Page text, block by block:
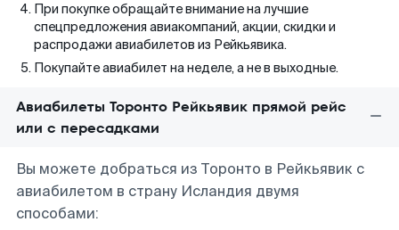
При покупке обращайте внимание на лучшие
спецпредложения авиакомпаний, акции, скидки и
распродажи авиабилетов из Рейкьявика.
Покупайте авиабилет на неделе, а не в выходные.
Авиабилеты Торонто Рейкьявик прямой рейс
или с пересадками
Вы можете добраться из Торонто в Рейкьявик с
авиабилетом в страну Исландия двумя
способами: